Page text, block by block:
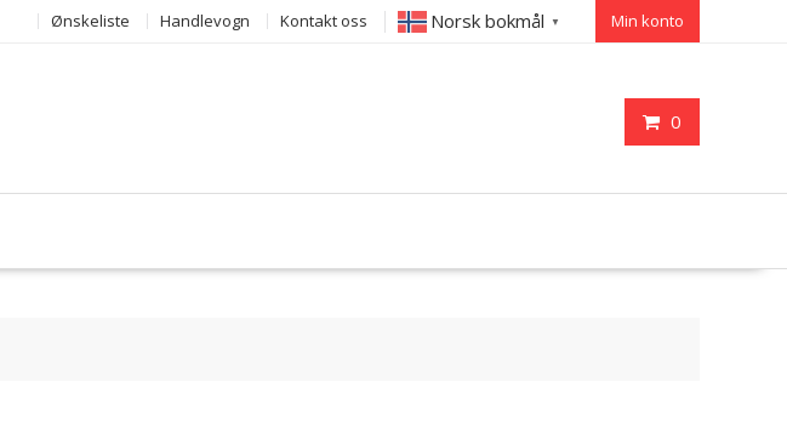
Ønskeliste Handlevogn Kontakt oss Norsk bokmål ▼ Min konto
0